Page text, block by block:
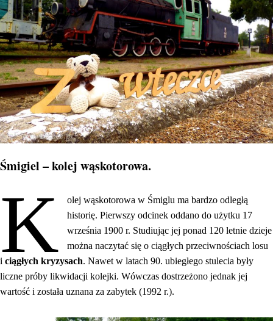
Śmigiel – kolej wąskotorowa.
K
olej wąskotorowa w Śmiglu ma bardzo odległą
historię. Pierwszy odcinek oddano do użytku 17
września 1900 r. Studiując jej ponad 120 letnie dzieje
można naczytać się o ciągłych przeciwnościach losu
i ciągłych kryzysach. Nawet w latach 90. ubiegłego stulecia były
liczne próby likwidacji kolejki. Wówczas dostrzeżono jednak jej
wartość i została uznana za zabytek (1992 r.).